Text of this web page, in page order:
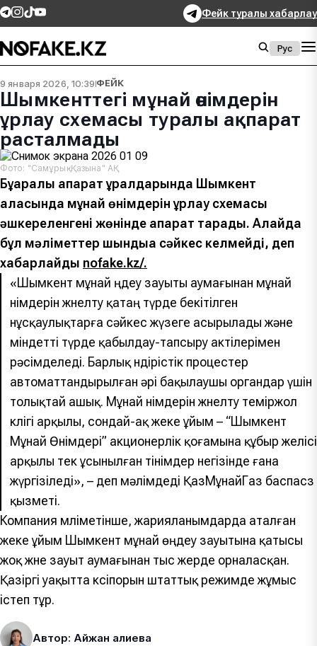
Фейк туралы хабарлау
Рус
9 января 2026, 10:39ФЕЙК
Шымкенттегі мұнай өнімдерін
ұрлау схемасы туралы ақпарат
расталмады
Фото: "Самұрық-Қазына" АҚ
Бұқаралық ақпарат құралдарында Шымкент
қаласында мұнай өнімдерін ұрлау схемасы
әшкереленгені жөнінде ақпарат тарады. Алайда
бұл мәліметтер шындыққа сәйкес келмейді, деп
хабарлайды nofake.kz/.
«Шымкент мұнай өңдеу зауыты аумағынан мұнай
өнімдерін жөнелту қатаң түрде бекітілген
нұсқаулықтарға сәйкес жүзеге асырылады және
міндетті түрде қабылдау-тапсыру актілерімен
рәсімделеді. Барлық өндірістік процестер
автоматтандырылған әрі бақылаушы органдар үшін
толықтай ашық. Мұнай өнімдерін жөнелту теміржол
көлігі арқылы, сондай-ақ жеке ұйым – “Шымкент
Мұнай Өнімдері” акционерлік қоғамына құбыр желісі
арқылы тек ұсынылған өтінімдер негізінде ғана
жүргізіледі», – деп мәлімдеді ҚазМұнайГаз баспасөз
қызметі.
Компания мәліметінше, жарияланымдарда аталған
жеке ұйым Шымкент мұнай өңдеу зауытына қатысы
жоқ және зауыт аумағынан тыс жерде орналасқан.
Қазіргі уақытта кәсіпорын штаттық режимде жұмыс
істеп тұр.
Автор: Айжан Қалиева